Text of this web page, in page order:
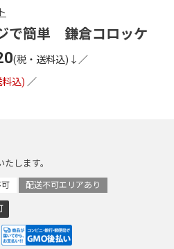
で簡単 鎌倉コロッケ
(税・送料込)↓ ／
込) ／
します。
可 配送不可エリアあり